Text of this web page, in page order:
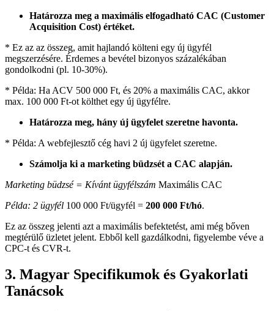
Határozza meg a maximális elfogadható CAC (Customer
Acquisition Cost) értéket.
* Ez az az összeg, amit hajlandó költeni egy új ügyfél
megszerzésére. Érdemes a bevétel bizonyos százalékában
gondolkodni (pl. 10-30%).
* Példa: Ha ACV 500 000 Ft, és 20% a maximális CAC, akkor
max. 100 000 Ft-ot költhet egy új ügyfélre.
Határozza meg, hány új ügyfelet szeretne havonta.
* Példa: A webfejlesztő cég havi 2 új ügyfelet szeretne.
Számolja ki a marketing büdzsét a CAC alapján.
Marketing büdzsé = Kívánt ügyfélszám Maximális CAC
Példa: 2 ügyfél 100 000 Ft/ügyfél = 200 000 Ft/hó.
Ez az összeg jelenti azt a maximális befektetést, ami még bőven
megtérülő üzletet jelent. Ebből kell gazdálkodni, figyelembe véve a
CPC-t és CVR-t.
3. Magyar Specifikumok és Gyakorlati
Tanácsok